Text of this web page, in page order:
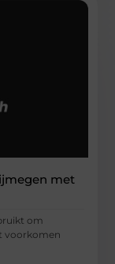
met
om
voorkomen